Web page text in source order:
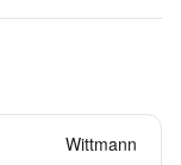
Wittmann